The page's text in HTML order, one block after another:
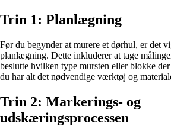
Trin 1: Planlægning
Før du begynder at murere et dørhul, er det
planlægning. Dette inkluderer at tage
beslutte hvilken type mursten eller blokke
du har alt det nødvendige værktøj og
Trin 2: Markerings- og
udskæringsprocessen